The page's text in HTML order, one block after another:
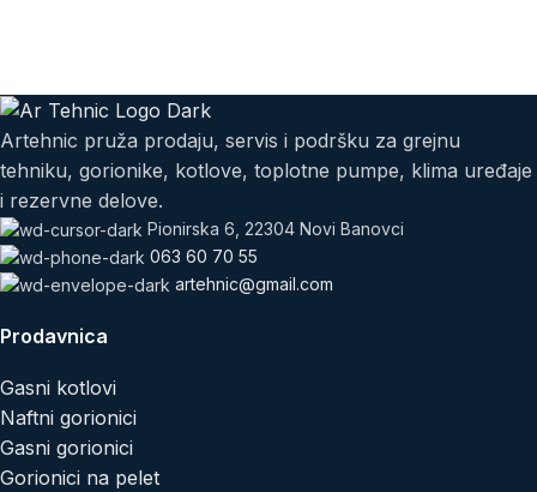
Artehnic pruža prodaju, servis i podršku za grejnu
tehniku, gorionike, kotlove, toplotne pumpe, klima uređaje
i rezervne delove.
Pionirska 6, 22304 Novi Banovci
063 60 70 55
artehnic@gmail.com
Prodavnica
Gasni kotlovi
Naftni gorionici
Gasni gorionici
Gorionici na pelet